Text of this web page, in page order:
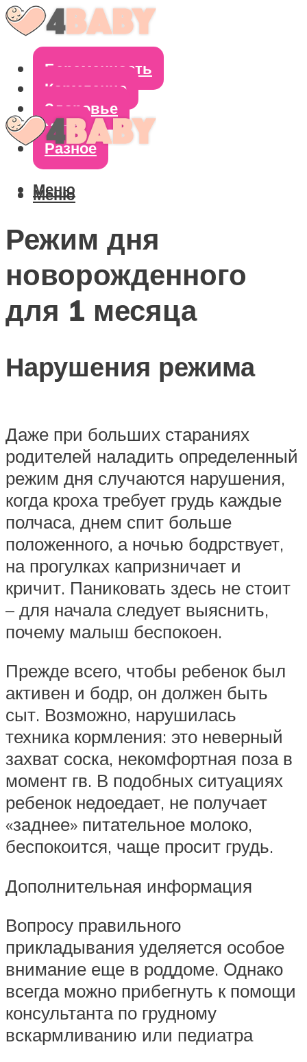
Беременность
Кормление
Здоровье
Уход
Разное
Меню
Меню
Режим дня
новорожденного
для 1 месяца
Нарушения режима
Даже при больших стараниях
родителей наладить определенный
режим дня случаются нарушения,
когда кроха требует грудь каждые
полчаса, днем спит больше
положенного, а ночью бодрствует,
на прогулках капризничает и
кричит. Паниковать здесь не стоит
– для начала следует выяснить,
почему малыш беспокоен.
Прежде всего, чтобы ребенок был
активен и бодр, он должен быть
сыт. Возможно, нарушилась
техника кормления: это неверный
захват соска, некомфортная поза в
момент гв. В подобных ситуациях
ребенок недоедает, не получает
«заднее» питательное молоко,
беспокоится, чаще просит грудь.
Дополнительная информация
Вопросу правильного
прикладывания уделяется особое
внимание еще в роддоме. Однако
всегда можно прибегнуть к помощи
консультанта по грудному
вскармливанию или педиатра